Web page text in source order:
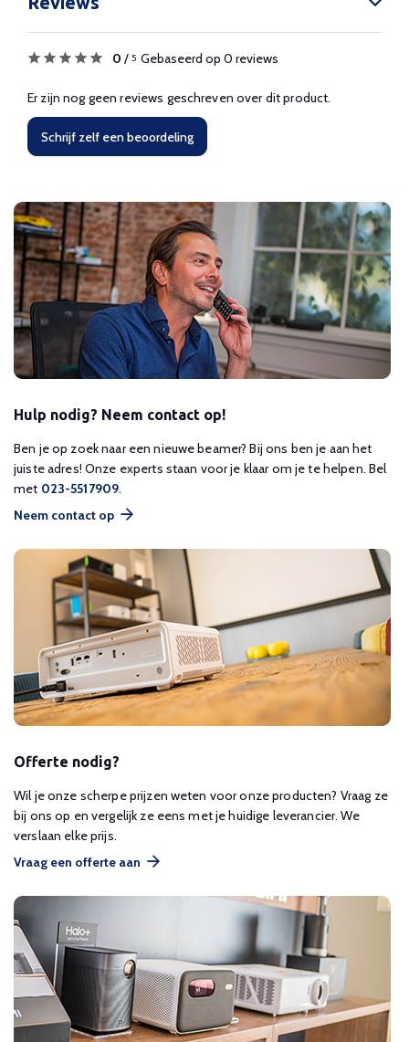
0 / 5 Gebaseerd op 0 reviews
Er zijn nog geen reviews geschreven over dit product.
Schrijf zelf een beoordeling
Hulp nodig? Neem contact op!
Ben je op zoek naar een nieuwe beamer? Bij ons ben je aan het
juiste adres! Onze experts staan voor je klaar om je te helpen. Bel
met 023-5517909.
Neem contact op
Offerte nodig?
Wil je onze scherpe prijzen weten voor onze producten? Vraag ze
bij ons op en vergelijk ze eens met je huidige leverancier. We
verslaan elke prijs.
Vraag een offerte aan